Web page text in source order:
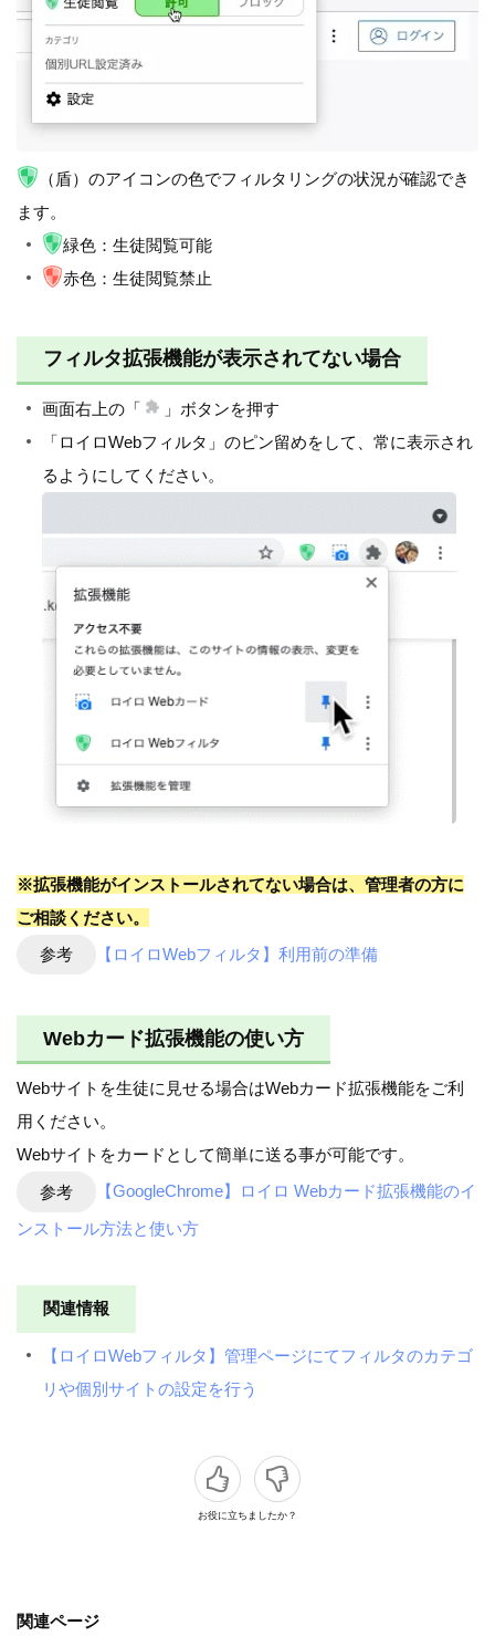
（盾）のアイコンの色でフィルタリングの状況が確認でき
ます。
緑色：生徒閲覧可能
赤色：生徒閲覧禁止
フィルタ拡張機能が表示されてない場合
画面右上の「
」ボタンを押す
「ロイロWebフィルタ」のピン留めをして、常に表示され
るようにしてください。
※拡張機能がインストールされてない場合は、管理者の方に
ご相談ください。
参考
【ロイロWebフィルタ】利用前の準備
Webカード拡張機能の使い方
Webサイトを生徒に見せる場合はWebカード拡張機能をご利
用ください。
Webサイトをカードとして簡単に送る事が可能です。
参考
【GoogleChrome】ロイロ Webカード拡張機能のイ
ンストール方法と使い方
関連情報
【ロイロWebフィルタ】管理ページにてフィルタのカテゴ
リや個別サイトの設定を行う
お役に立ちましたか？
関連ページ